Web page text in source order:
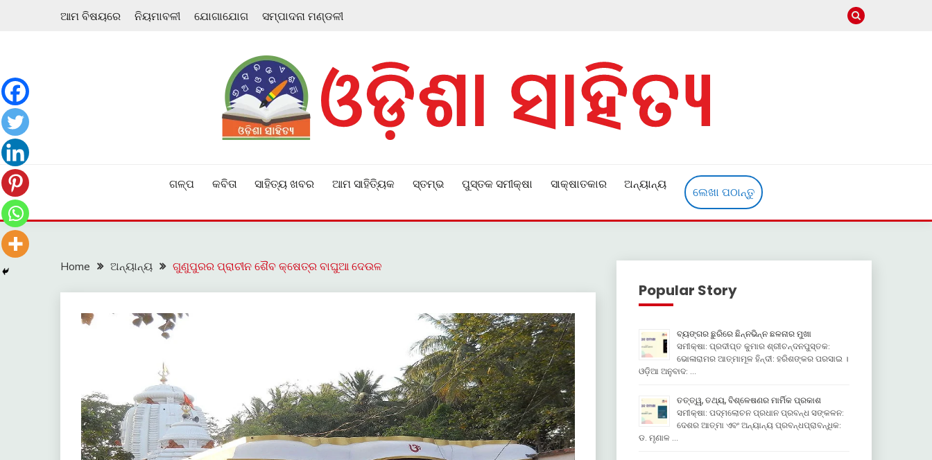
ଆମ ବିଷୟରେ ନିୟମାବଳୀ ଯୋଗାଯୋଗ ସମ୍ପାଦନା ମଣ୍ଡଳୀ
ଗଳ୍ପ କବିତା ସାହିତ୍ୟ ଖବର ଆମ ସାହିତ୍ୟିକ ସ୍ତମ୍ଭ ପୁସ୍ତକ ସମୀକ୍ଷା ସାକ୍ଷାତକାର ଅନ୍ୟାନ୍ୟ
ଲେଖା ପଠାନ୍ତୁ
Home ଅନ୍ୟାନ୍ୟ ଗୁଣୁପୁରର ପ୍ରାଚୀନ ଶୈବ କ୍ଷେତ୍ର ବାଘୁଆ ଦେଉଳ
Popular Story
ବ୍ୟଙ୍ଗର ଛୁରିରେ ଛିନ୍ନଭିନ୍ନ ଛଳନାର ମୁଖା
ସମୀକ୍ଷା: ପ୍ରଦୀପ୍ତ କୁମାର ଶ୍ରୀଚନ୍ଦନପୁସ୍ତକ:
ଭୋଳାରାମର ଆତ୍ମାମୂଳ ହିନ୍ଦୀ: ହରିଶଙ୍କର ପରସାଇ ।
ଓଡ଼ିଆ ଅନୁବାଦ: …
ତତ୍ତ୍ୱ, ତଥ୍ୟ, ବିଶ୍ଳେଷଣର ମାର୍ମିକ ପ୍ରକାଶ
ସମୀକ୍ଷା: ପଦ୍ମଲୋଚନ ପ୍ରଧାନ ପ୍ରବନ୍ଧ ସଙ୍କଳନ:
ଦେଶର ଆତ୍ମା ଏବଂ ଅନ୍ୟାନ୍ୟ ପ୍ରବନ୍ଧପ୍ରାବନ୍ଧିକ:
ଡ. ମୃଣାଳ …